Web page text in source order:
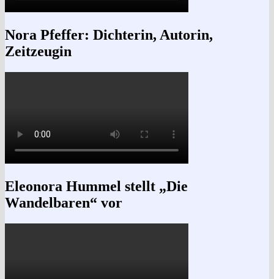
Nora Pfeffer: Dichterin, Autorin,
Zeitzeugin
Eleonora Hummel stellt „Die
Wandelbaren“ vor